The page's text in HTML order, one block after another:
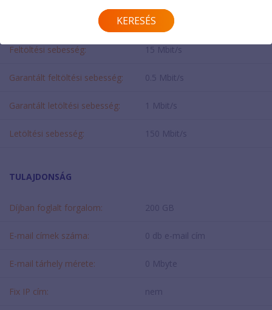
Feltöltési sebesség: 15 Mbit/s
Garantált feltöltési sebesség: 0.5 Mbit/s
Garantált letöltési sebesség: 1 Mbit/s
Letöltési sebesség: 150 Mbit/s
TULAJDONSÁG
Díjban foglalt forgalom: 200 GB
E-mail címek száma: 0 db e-mail cím
E-mail tárhely mérete: 0 Mbyte
Fix IP cím: nem
KERESÉS